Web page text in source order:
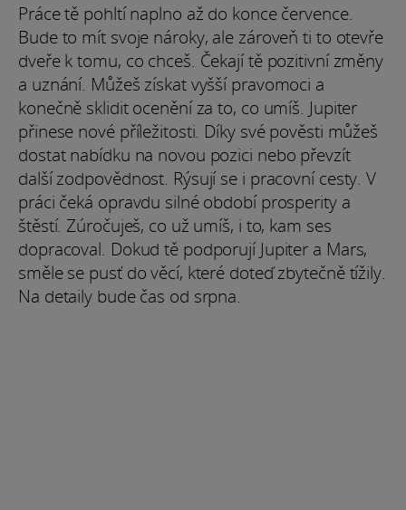
Práce tě pohltí naplno až do konce července.
Bude to mít svoje nároky, ale zároveň ti to otevře
dveře k tomu, co chceš. Čekají tě pozitivní změny
a uznání. Můžeš získat vyšší pravomoci a
konečně sklidit ocenění za to, co umíš. Jupiter
přinese nové příležitosti. Díky své pověsti můžeš
dostat nabídku na novou pozici nebo převzít
další zodpovědnost. Rýsují se i pracovní cesty. V
práci čeká opravdu silné období prosperity a
štěstí. Zúročuješ, co už umíš, i to, kam ses
dopracoval. Dokud tě podporují Jupiter a Mars,
směle se pusť do věcí, které doteď zbytečně tížily.
Na detaily bude čas od srpna.